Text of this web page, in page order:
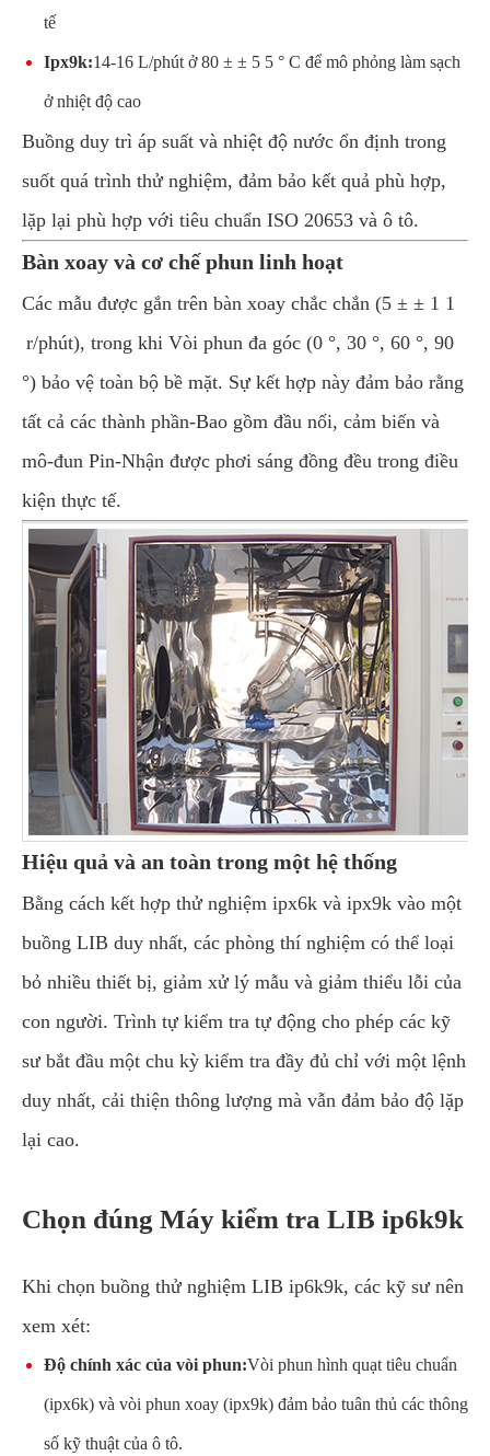
tế
Ipx9k:14-16 L/phút ở 80 ± ± 5 5 ° C để mô phỏng làm sạch
ở nhiệt độ cao
Buồng duy trì áp suất và nhiệt độ nước ổn định trong
suốt quá trình thử nghiệm, đảm bảo kết quả phù hợp,
lặp lại phù hợp với tiêu chuẩn ISO 20653 và ô tô.
Bàn xoay và cơ chế phun linh hoạt
Các mẫu được gắn trên bàn xoay chắc chắn (5 ± ± 1 1
r/phút), trong khi Vòi phun đa góc (0 °, 30 °, 60 °, 90
°) bảo vệ toàn bộ bề mặt. Sự kết hợp này đảm bảo rằng
tất cả các thành phần-Bao gồm đầu nối, cảm biến và
mô-đun Pin-Nhận được phơi sáng đồng đều trong điều
kiện thực tế.
Hiệu quả và an toàn trong một hệ thống
Bằng cách kết hợp thử nghiệm ipx6k và ipx9k vào một
buồng LIB duy nhất, các phòng thí nghiệm có thể loại
bỏ nhiều thiết bị, giảm xử lý mẫu và giảm thiểu lỗi của
con người. Trình tự kiểm tra tự động cho phép các kỹ
sư bắt đầu một chu kỳ kiểm tra đầy đủ chỉ với một lệnh
duy nhất, cải thiện thông lượng mà vẫn đảm bảo độ lặp
lại cao.
Chọn đúng Máy kiểm tra LIB ip6k9k
Khi chọn buồng thử nghiệm LIB ip6k9k, các kỹ sư nên
xem xét:
Độ chính xác của vòi phun:Vòi phun hình quạt tiêu chuẩn
(ipx6k) và vòi phun xoay (ipx9k) đảm bảo tuân thủ các thông
số kỹ thuật của ô tô.